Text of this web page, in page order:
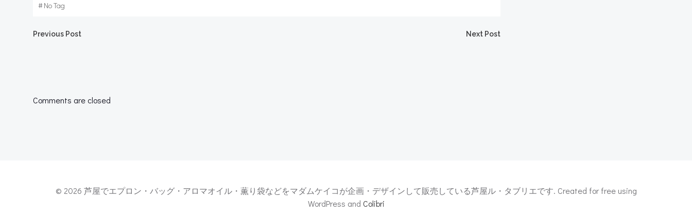
#No Tag
Post
Previous Post Next Post
Comments are closed
© 2026 芦屋でエプロン・バッグ・アロマオイル・薫り袋などをマダムケイコが企画・デザインして販売している芦屋ル・タブリエです. Created for free using
WordPress and Colibri